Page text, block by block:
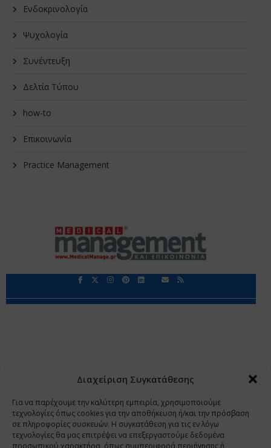
Διαχείριση Συγκατάθεσης
Για να παρέχουμε την καλύτερη εμπειρία, χρησιμοποιούμε
τεχνολογίες όπως cookies για την αποθήκευση ή/και την πρόσβαση
σε πληροφορίες συσκευών. Η συγκατάθεση για τις εν λόγω
τεχνολογίες θα μας επιτρέψει να επεξεργαστούμε δεδομένα
προσωπικού χαρακτήρα, όπως συμπεριφορά περιήγησης ή
Ενδοκρινολογία
Ψυχολογία
Συνέντευξη
Δελτία Τύπου
how-to
Επικοινωνία
Practice Management
Copyright 2009 - 2026 © Χαραμή Α.Ε.
www.PharmaManage.gr • www.HealthExpo.gr • www.YO.gr